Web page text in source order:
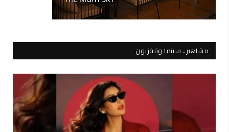
مشاهير.. سينما وتلفزيون